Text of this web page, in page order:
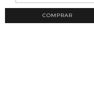
COMPRAR